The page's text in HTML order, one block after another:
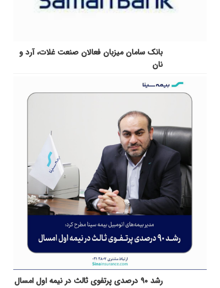
بانک سامان میزبان فعالان صنعت غلات، آرد و
نان
رشد ۹۰ درصدی پرتفوی ثالث در نیمه اول امسال